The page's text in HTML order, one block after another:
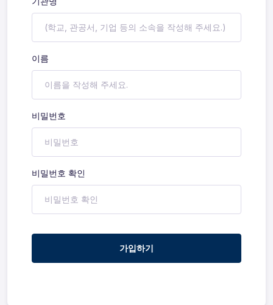
이름
비밀번호
비밀번호 확인
가입하기